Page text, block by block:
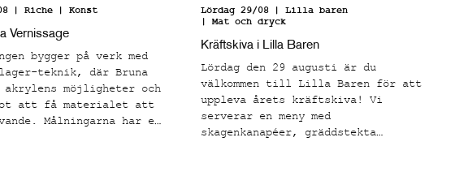
| Riche | Konst
Vernissage
bygger på verk med
teknik, där Bruna
möjligheter och
att få materialet att
Målningarna har en
Lördag 29/08 | Lilla baren
| Mat och dryck
Kräftskiva i Lilla Baren
Lördag den 29 augusti är du
välkommen till Lilla Baren för att
uppleva årets kräftskiva! Vi
serverar en meny med
skagenkanapéer, gräddstekta